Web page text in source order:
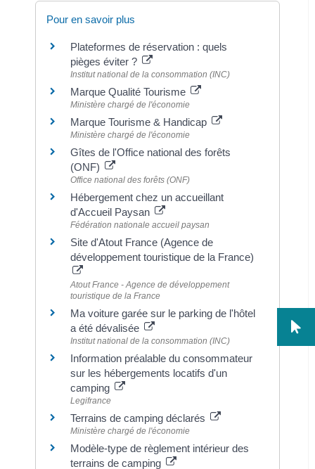
Pour en savoir plus
Plateformes de réservation : quels
pièges éviter ?
Institut national de la consommation (INC)
Marque Qualité Tourisme
Ministère chargé de l'économie
Marque Tourisme & Handicap
Ministère chargé de l'économie
Gîtes de l'Office national des forêts
(ONF)
Office national des forêts (ONF)
Hébergement chez un accueillant
d'Accueil Paysan
Fédération nationale accueil paysan
Site d'Atout France (Agence de
développement touristique de la France)
Atout France - Agence de développement
touristique de la France
Ma voiture garée sur le parking de l'hôtel
a été dévalisée
Institut national de la consommation (INC)
Information préalable du consommateur
sur les hébergements locatifs d'un
camping
Legifrance
Terrains de camping déclarés
Ministère chargé de l'économie
Modèle-type de règlement intérieur des
terrains de camping